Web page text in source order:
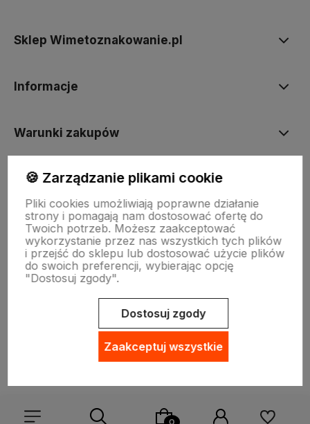
Sklep Wimetoznakowanie.pl
Informacje
Warunki zakupów
INNE
🍪 Zarządzanie plikami cookie
Pliki cookies umożliwiają poprawne działanie
strony i pomagają nam dostosować ofertę do
Twoich potrzeb. Możesz zaakceptować
wykorzystanie przez nas wszystkich tych plików
i przejść do sklepu lub dostosować użycie plików
do swoich preferencji, wybierając opcję
"Dostosuj zgody".
Dostosuj zgody
Zaakceptuj wszystkie